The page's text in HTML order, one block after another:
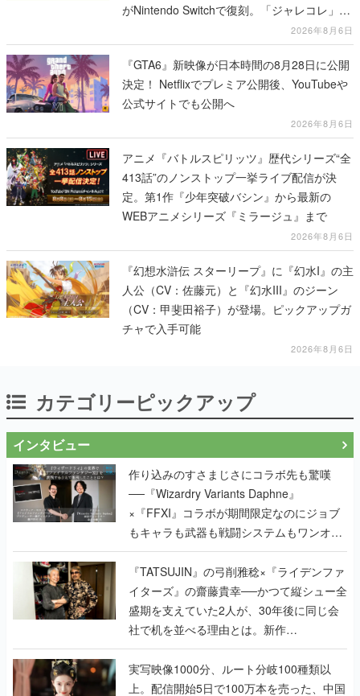
がNintendo Switchで復刻。「ジャレコレ」シ
2026年8月6日
『GTA6』新映像が日本時間の8月28日に公開
決定！ Netflixでプレミア公開後、YouTubeや
公式サイトでも公開へ
2026年8月6日
アニメ『バトルスピリッツ』歴代シリーズ“全
413話”のノンストップ一挙ライブ配信が決
定。第1作『少年突破バシン』から最新の
WEBアニメシリーズ『ミラージュ』まで
2026年8月6日
『幻想水滸伝 スターリープ』に『幻水I』の主
人公（CV：佐藤元）と『幻水III』のジーン
（CV：甲斐田裕子）が登場。ピックアップガ
チャで入手可能
2026年8月6日
カテゴリーピックアップ
インタビュー
作り込みのすさまじさにコラボ先も驚嘆
──『Wizardry Variants Daphne』
×『FFXI』コラボが期間限定なのにジョブ
もキャラも武器も戦闘システムもワンオフ
で作り込まれた理由を両ディレクターに聞
く
『TATSUJIN』の弓削雅稔×『ライデンファ
イターズ』の齋藤貴幸──かつて縦シュー全
盛期を支えていた2人が、30年後に同じ会
社で机を並べる理由とは。新作
『TATSUJIN EXTREME』で初タッグを組
んだレジェンド2人に訊く開発秘話
実写映像1000分、ルート分岐100種類以
上。配信開始5日で100万本を売った、中国